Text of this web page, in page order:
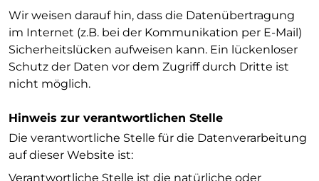
Wir weisen darauf hin, dass die Datenübertragung
im Internet (z.B. bei der Kommunikation per E-Mail)
Sicherheitslücken aufweisen kann. Ein lückenloser
Schutz der Daten vor dem Zugriff durch Dritte ist
nicht möglich.
Hinweis zur verantwortlichen Stelle
Die verantwortliche Stelle für die Datenverarbeitung
auf dieser Website ist:
Verantwortliche Stelle ist die natürliche oder